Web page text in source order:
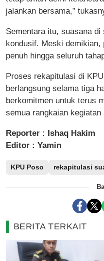
jalankan bersama,”
Sementara itu, suasana
kondusif. Meski demikian,
penuh hingga seluruh
Proses rekapitulasi di
berlangsung selama tiga
berkomitmen untuk terus
semua rangkaian kegiatan
Reporter : Ishaq Hakim
Editor : Yamin
KPU Poso rekapitulasi
BERITA TERKAIT